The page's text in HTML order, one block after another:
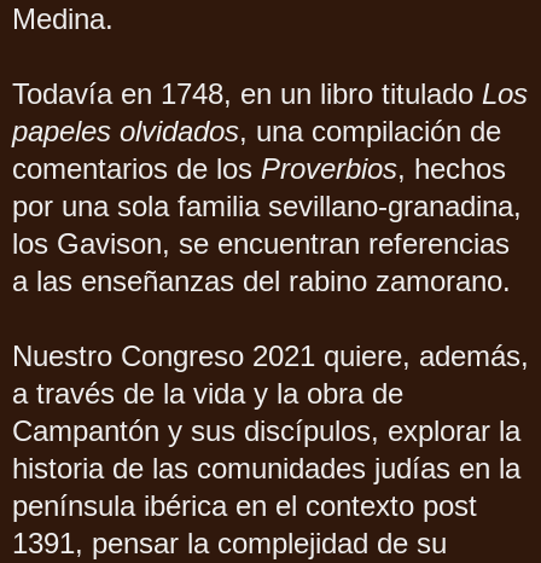
Medina.
Todavía en 1748, en un libro titulado Los
papeles olvidados, una compilación de
comentarios de los Proverbios, hechos
por una sola familia sevillano-granadina,
los Gavison, se encuentran referencias
a las enseñanzas del rabino zamorano.
Nuestro Congreso 2021 quiere, además,
a través de la vida y la obra de
Campantón y sus discípulos, explorar la
historia de las comunidades judías en la
península ibérica en el contexto post
1391, pensar la complejidad de su